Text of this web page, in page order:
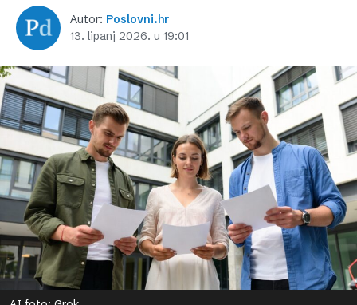
Autor: Poslovni.hr
13. lipanj 2026. u 19:01